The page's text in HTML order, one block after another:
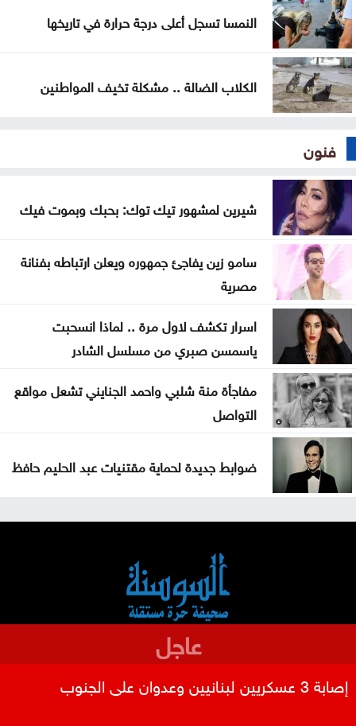
النمسا تسجل أعلى درجة حرارة في تاريخها
الكلاب الضالة .. مشكلة تخيف المواطنين
فنون
شيرين لمشهور تيك توك: بحبك وبموت فيك
سامو زين يفاجئ جمهوره ويعلن ارتباطه بفنانة
مصرية
اسرار تكشف لاول مرة .. لماذا انسحبت
ياسمسن صبري من مسلسل الشادر
مفاجأة منة شلبي واحمد الجنايني تشعل مواقع
التواصل
ضوابط جديدة لحماية مقتنيات عبد الحليم حافظ
عاجل
إصابة 3 عسكريين لبنانيين وعدوان على الجنوب